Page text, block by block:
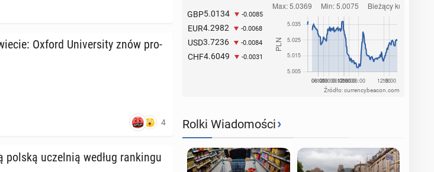
Oxford Uni­ver­si­ty znów pro­
4
uczel­nią według ran­kin­gu
GBP5.0134 -0.0085
EUR4.2982 -0.0068
USD3.7236 -0.0084
CHF4.6049 -0.0031
Źródło: currencybeacon.com
Rolki Wiadomości›